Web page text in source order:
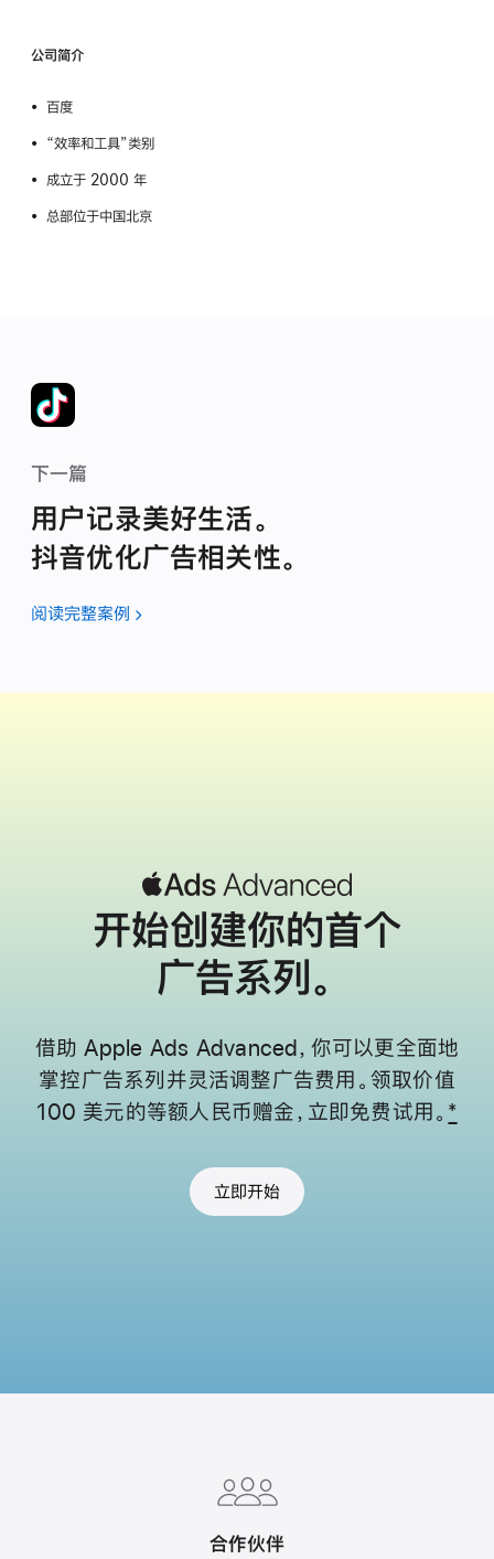
公司简介
百度
“效率和工具”类别
成立于 2000 年
总部位于中国北京
下一篇
用户记录美好生活。
抖音优化广告相关性。
阅读完整案例
开始创建你的首个
广告系列。
借助 Apple Ads Advanced，你可以更全面地
掌控广告系列并灵活调整广告费用。 领取价值
100 美元的等额人民币赠金，立即免费试用。 *
立即开始
合作伙伴